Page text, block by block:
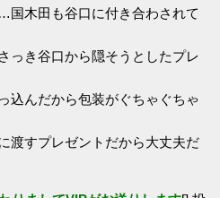
国木田も谷口に付き合わされて
っき谷口から隠そうとしたプレ
込んだから包装がぐちゃぐちゃ
渡すプレゼントだから大丈夫だ